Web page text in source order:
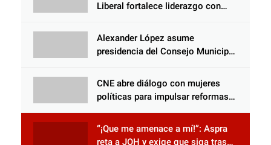
Liberal fortalece liderazgo con
Alexander López asume
presidencia del Consejo Municipal
Censo Nacional 2026
CNE abre diálogo con mujeres
políticas para impulsar reformas
“¡Que me amenace a mí!”: Aspra
reta a JOH y exige que siga tras